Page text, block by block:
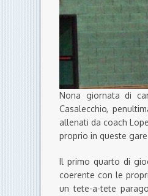
Nona giornata di
Casalecchio,
allenati da coach
proprio in queste
Il primo quarto di
coerente con le
un tete-a-tete